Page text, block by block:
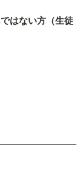
はない方（生徒